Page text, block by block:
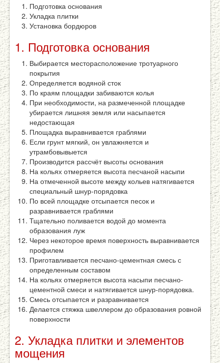
Подготовка основания
Укладка плитки
Установка бордюров
1. Подготовка основания
Выбирается месторасположение тротуарного
покрытия
Определяется водяной сток
По краям площадки забиваются колья
При необходимости, на размеченной площадке
убирается лишняя земля или насыпается
недостающая
Площадка выравнивается граблями
Если грунт мягкий, он увлажняется и
утрамбовывыется
Производится рассчёт высоты основания
На кольях отмеряется высота песчаной насыпи
На отмеченной высоте между кольев натягивается
специальный шнур-порядовка
По всей площадке отсыпается песок и
разравнивается граблями
Тщательно поливается водой до момента
образования луж
Через некоторое время поверхность выравнивается
профилем
Приготавливается песчано-цементная смесь с
определенным составом
На кольях отмеряется высота насыпи песчано-
цементной смеси и натягивается шнур-порядовка.
Смесь отсыпается и разравнивается
Делается стяжка швеллером до образования ровной
поверхности
2. Укладка плитки и элементов
мощения